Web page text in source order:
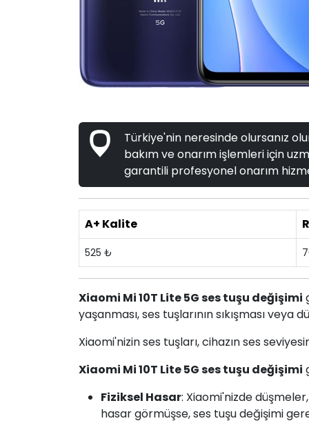
Türkiye'nin neresinde olursanız
bakım ve onarım işlemleri için
garantili profesyonel onarım
A+ Kalite
525 ₺
Xiaomi Mi 10T Lite 5G ses tuşu değişimi
yaşanması, ses tuşlarının sıkışması
Xiaomi'nizin ses tuşları, cihazın ses
Xiaomi Mi 10T Lite 5G ses tuşu değişimi
Fiziksel Hasar: Xiaomi'nizde
hasar görmüşse, ses tuşu değişimi